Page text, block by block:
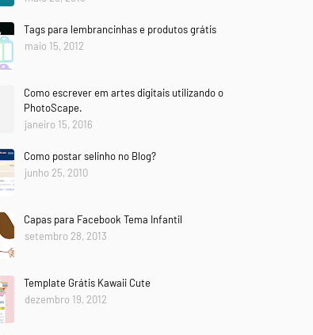
Tags para lembrancinhas e produtos grátis
maio 15, 2012
Como escrever em artes digitais utilizando o
PhotoScape.
janeiro 15, 2016
Como postar selinho no Blog?
junho 25, 2010
Capas para Facebook Tema Infantil
setembro 28, 2013
Template Grátis Kawaii Cute
dezembro 19, 2012